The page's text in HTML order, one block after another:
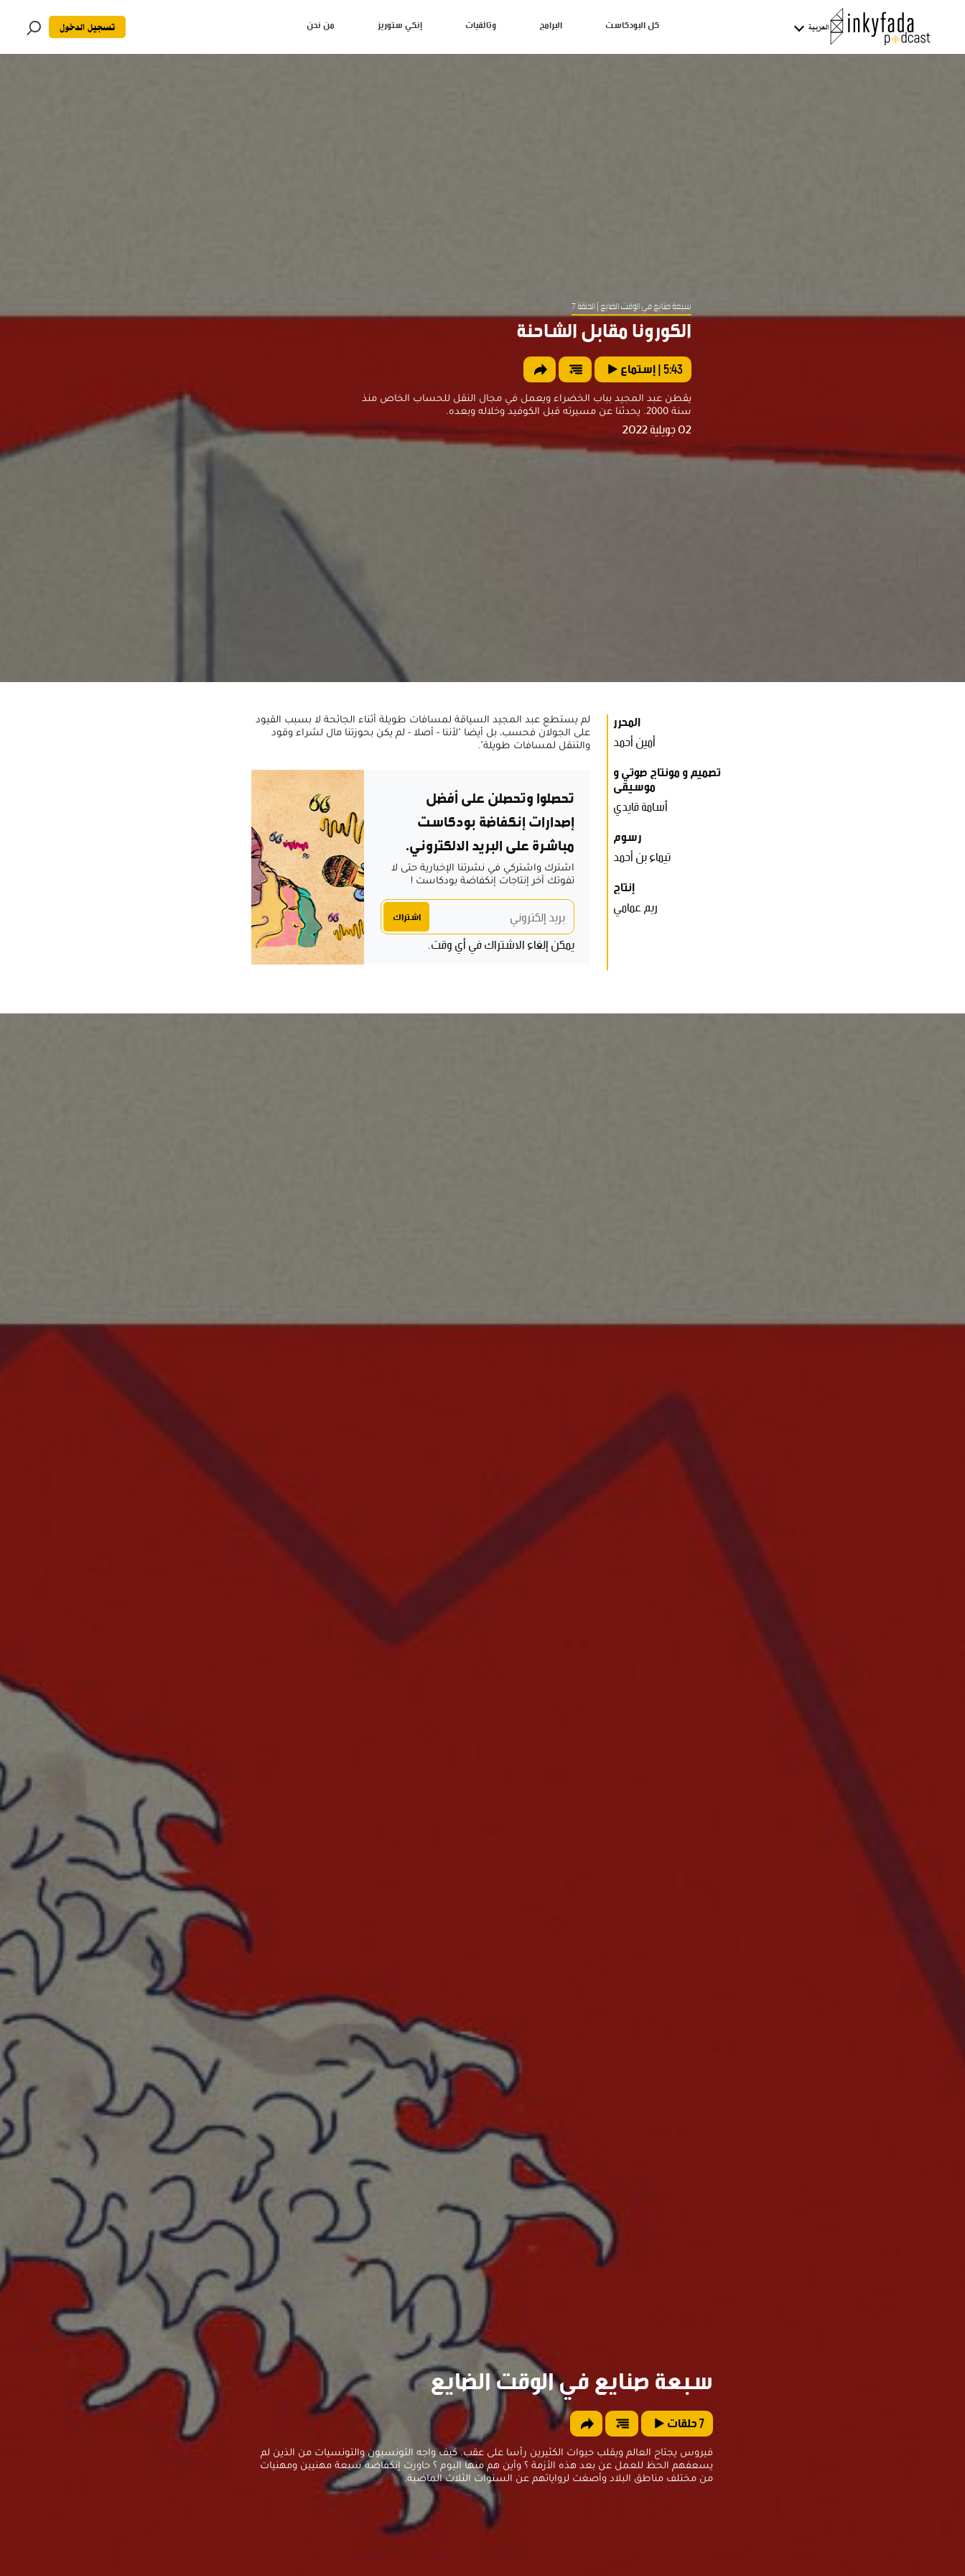
العربية كل البودكاست البرامج وثائقيات إنكي ستوريز من نحن تسجيل الدخول
سبعة صنايع في الوقت الضايع | الحلقة 7
الكورونا مقابل الشاحنة
5:43 | إستماع
يقطن عبد المجيد بباب الخضراء ويعمل في مجال النقل للحساب الخاص منذ
سنة 2000. يحدثنا عن مسيرته قبل الكوفيد وخلاله وبعده.
02 جويلية 2022
المحرر
أمين أحمد
تصميم و مونتاج صوتي و
موسيقى
أسامة قايدي
رسوم
تيماء بن أحمد
إنتاج
ريم عمامي
لم يستطع عبد المجيد السياقة لمسافات طويلة أثناء الجائحة لا بسبب القيود
على الجولان فحسب، بل أيضا "لأننا - أصلا - لم يكن بحوزتنا مال لشراء وقود
والتنقل لمسافات طويلة".
تحصلوا وتحصلن على أفضل
إصدارات إنكفاضة بودكاست
مباشرة على البريد الالكتروني.
اشترك واشتركي في نشرتنا الإخبارية حتى لا
تفوتك آخر إنتاجات إنكفاضة بودكاست !
اشتراك
يمكن إلغاء الاشتراك في أي وقت.
سبعة صنايع في الوقت الضايع
7حلقات
فيروس يجتاح العالم ويقلب حيوات الكثيرين رأسا على عقب. كيف واجه التونسيون والتونسيات من الذين لم
يسعفهم الحظ للعمل عن بعد هذه الأزمة ؟ وأين هم منها اليوم ؟ حاورت إنكفاضة سبعة مهنيين ومهنيات
من مختلف مناطق البلاد وأصغت لرواياتهم عن السنوات الثلاث الماضية.